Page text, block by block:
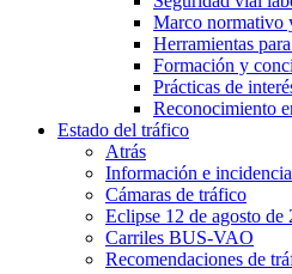
Marco normativo
Herramientas
Formación y
Prácticas de
Reconocimiento
Estado del tráfico
Atrás
Información e
Cámaras de tráfico
Eclipse 12 de agosto de
Carriles BUS-VAO
Recomendaciones de